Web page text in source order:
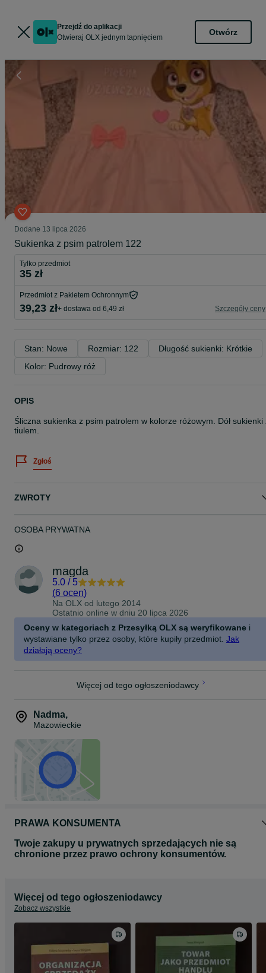
Przejdź do aplikacji
Otwieraj OLX jednym tapnięciem
Otwórz
Dodane 13 lipca 2026
Sukienka z psim patrolem 122
Tylko przedmiot
35 zł
Przedmiot z Pakietem Ochronnym
39,23 zł+ dostawa od 6,49 zł Szczegóły ceny
Stan: Nowe Rozmiar: 122
Długość sukienki: Krótkie
Kolor: Pudrowy róż
OPIS
Śliczna sukienka z psim patrolem w kolorze różowym. Dół sukienki
tiulem.
Zgłoś
ZWROTY
OSOBA PRYWATNA
magda
5.0 / 5
(6 ocen)
Na OLX od lutego 2014
Ostatnio online w dniu 20 lipca 2026
Oceny w kategoriach z Przesyłką OLX są weryfikowane i
wystawiane tylko przez osoby, które kupiły przedmiot. Jak
działają oceny?
Więcej od tego ogłoszeniodawcy
Nadma,
Mazowieckie
PRAWA KONSUMENTA
Twoje zakupy u prywatnych sprzedających nie są
chronione przez prawo ochrony konsumentów.
Więcej od tego ogłoszeniodawcy
Zobacz wszystkie